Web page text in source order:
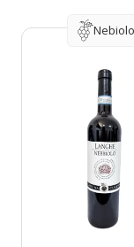
Nebiolo